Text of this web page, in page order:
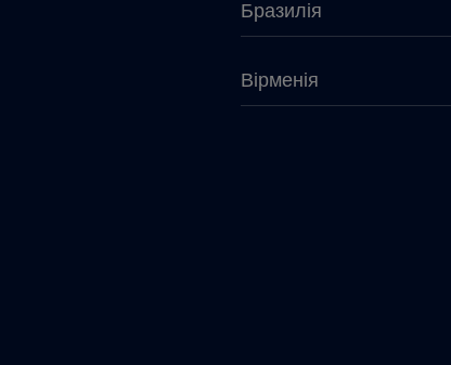
Бразилія
Вірменія